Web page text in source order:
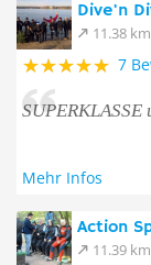
Dive'n
11.38 km
7
Mehr Infos
Action
11.39 km